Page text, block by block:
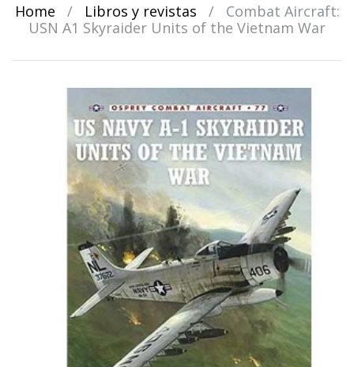
Home / Libros y revistas /
Combat Aircraft:
USN A1 Skyraider Units of the Vietnam War